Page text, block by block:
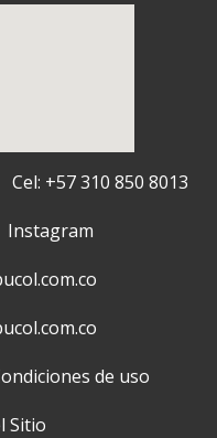
Cel: +57 310 850 8013
Instagram
de uso
Sitio